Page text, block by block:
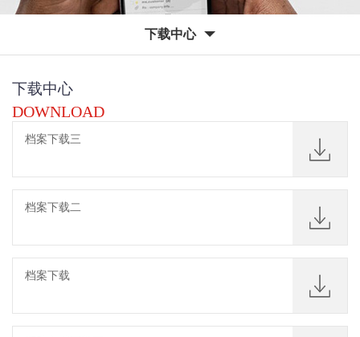
下载中心
下载中心
DOWNLOAD
档案下载三
档案下载二
档案下载